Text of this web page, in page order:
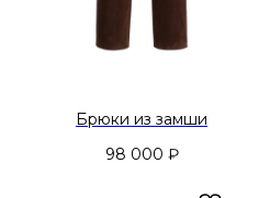
Брюки из замши
98 000 ₽